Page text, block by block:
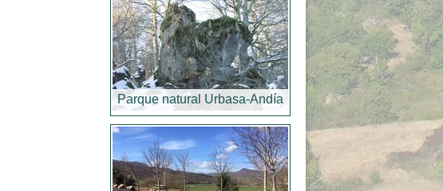
Parque natural Urbasa-Andía